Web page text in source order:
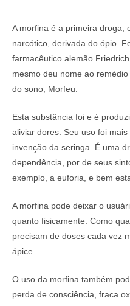
A morfina é a primeira droga,
narcótico, derivada do ópio.
farmacêutico alemão
mesmo deu nome ao
do sono, Morfeu.
Esta substância foi e é
aliviar dores. Seu uso foi
invenção da seringa. É uma
dependência, por de seus
exemplo, a euforia, e bem
A morfina pode deixar o
quanto fisicamente. Como
precisam de doses cada vez
ápice.
O uso da morfina também
perda de consciência, fraca